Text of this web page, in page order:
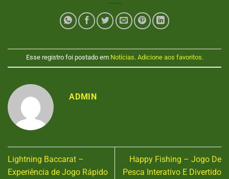
Esse registro foi postado em Notícias. Adicione aos favoritos.
ADMIN
Lightning Baccarat –
Experiência de Jogo Rápido
Happy Fishing – Jogo De
Pesca Interativo E Divertido